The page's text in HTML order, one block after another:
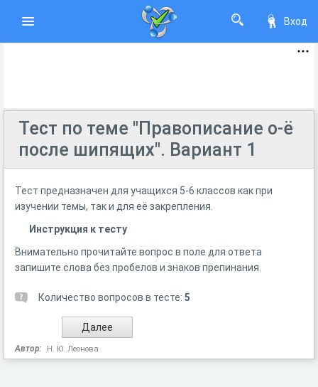
Вход
Тест по теме "Правописание о-ё
после шипящих". Вариант 1
Тест предназначен для учащихся 5-6 классов как при
изучении темы, так и для её закрепления.
Инструкция к тесту
Внимательно прочитайте вопрос в поле для ответа
запишите слова без пробелов и знаков препинания.
Количество вопросов в тесте: 5
Автор: Н. Ю. Леонова